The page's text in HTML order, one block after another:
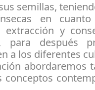
semillas,
en
extracción y
para después
a los diferentes
abordaremos